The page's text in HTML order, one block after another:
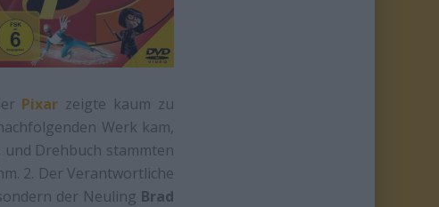
Pixar zeigte kaum zu
Werk kam,
Drehbuch stammten
2. Der Verantwortliche
der Neuling Brad